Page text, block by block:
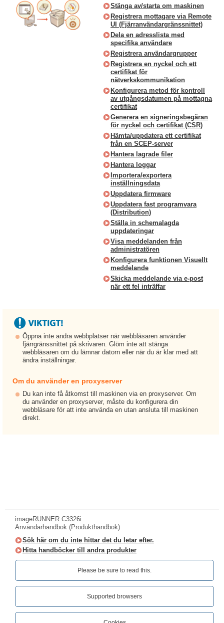
Stänga av/starta om maskinen
Registrera mottagare via Remote
UI (Fjärranvändargränssnittet)
Dela en adresslista med
specifika användare
Registrera användargrupper
Registrera en nyckel och ett
certifikat för
nätverkskommunikation
Konfigurera metod för kontroll
av utgångsdatumen på mottagna
certifikat
Generera en signeringsbegäran
för nyckel och certifikat (CSR)
Hämta/uppdatera ett certifikat
från en SCEP-server
Hantera lagrade filer
Hantera loggar
Importera/exportera
inställningsdata
Uppdatera firmware
Uppdatera fast programvara
(Distribution)
Ställa in schemalagda
uppdateringar
Visa meddelanden från
administratören
Konfigurera funktionen Visuellt
meddelande
Skicka meddelande via e-post
när ett fel inträffar
Öppna inte andra webbplatser när webbläsaren använder
fjärrgränssnittet på skrivaren. Glöm inte att stänga
webbläsaren om du lämnar datorn eller när du är klar med att
ändra inställningar.
Om du använder en proxyserver
Du kan inte få åtkomst till maskinen via en proxyserver. Om
du använder en proxyserver, måste du konfigurera din
webbläsare för att inte använda en utan ansluta till maskinen
direkt.
imageRUNNER C3326i
Användarhandbok (Produkthandbok)
Sök här om du inte hittar det du letar efter.
Hitta handböcker till andra produkter
Please be sure to read this.‎
Supported browsers